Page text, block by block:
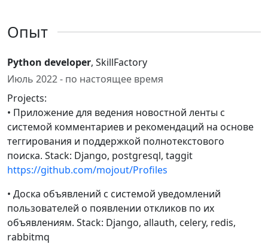
Опыт
Python developer, SkillFactory
Июль 2022 - по настоящее время
Projects:
• Приложение для ведения новостной ленты с
системой комментариев и рекомендаций на основе
теггирования и поддержкой полнотекстового
поиска. Stack: Django, postgresql, taggit
https://github.com/mojout/Profiles
• Доска объявлений с системой уведомлений
пользователей о появлении откликов по их
объявлениям. Stack: Django, allauth, celery, redis,
rabbitmq